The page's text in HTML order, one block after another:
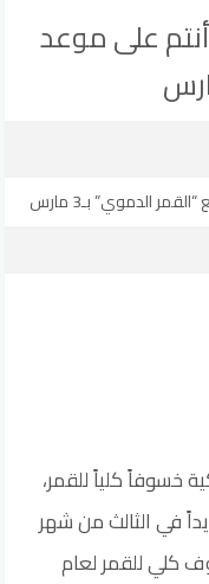
على موعد
خسوفاً كلياً للقمر،
في الثالث من شهر
كلي للقمر لعام